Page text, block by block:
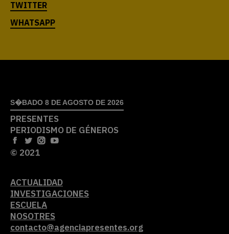
S�BADO 8 DE AGOSTO DE 2026
PRESENTES
PERIODISMO DE GÉNEROS
© 2021
ACTUALIDAD
INVESTIGACIONES
ESCUELA
NOSOTRES
contacto@agenciapresentes.org